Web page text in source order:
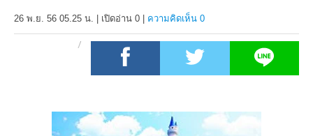
26 พ.ย. 56 05.25 น. เปิดอ่าน 0 ความคิดเห็น 0